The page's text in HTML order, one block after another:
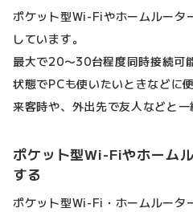
ポケット型Wi-Fiやホームルータ
しています。
最大で20〜30台程度同時接続可
状態でPCも使いたいときなどに便
来客時や、外出先で友人などと一
ポケット型Wi-Fiやホーム
する
ポケット型Wi-Fi・ホームルータ